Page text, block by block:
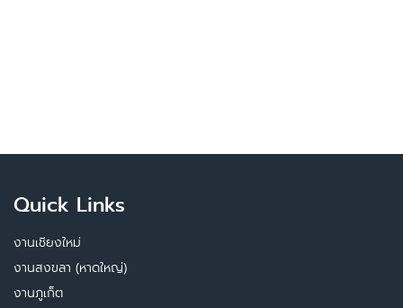
Quick Links
งานเชียงใหม่
งานสงขลา (หาดใหญ่)
งานภูเก็ต